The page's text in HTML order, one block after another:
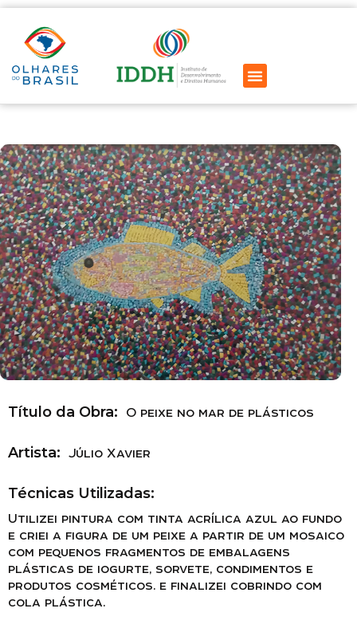
Título da Obra: O peixe no mar de plásticos
Artista: Júlio Xavier
Técnicas Utilizadas:
Utilizei pintura com tinta acrílica azul ao fundo
e criei a figura de um peixe a partir de um mosaico
com pequenos fragmentos de embalagens
plásticas de iogurte, sorvete, condimentos e
produtos cosméticos. e finalizei cobrindo com
cola plástica.